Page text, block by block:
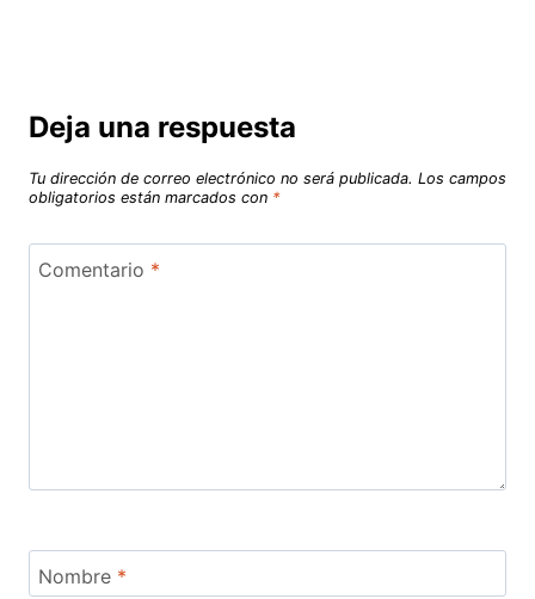
Deja una respuesta
Tu dirección de correo electrónico no será publicada. Los campos
obligatorios están marcados con *
Comentario *
Nombre *